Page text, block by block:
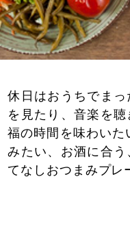
休日はおうちでま
を見たり、音楽を
福の時間を味わいた
みたい、お酒に合
てなしおつまみプレ